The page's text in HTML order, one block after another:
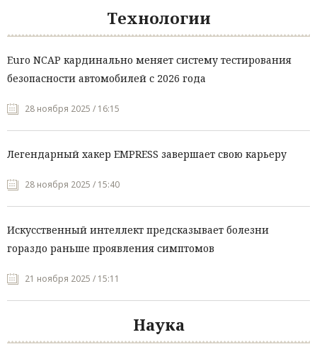
Технологии
Euro NCAP кардинально меняет систему тестирования
безопасности автомобилей с 2026 года
28 ноября 2025 / 16:15
Легендарный хакер EMPRESS завершает свою карьеру
28 ноября 2025 / 15:40
Искусственный интеллект предсказывает болезни
гораздо раньше проявления симптомов
21 ноября 2025 / 15:11
Наука